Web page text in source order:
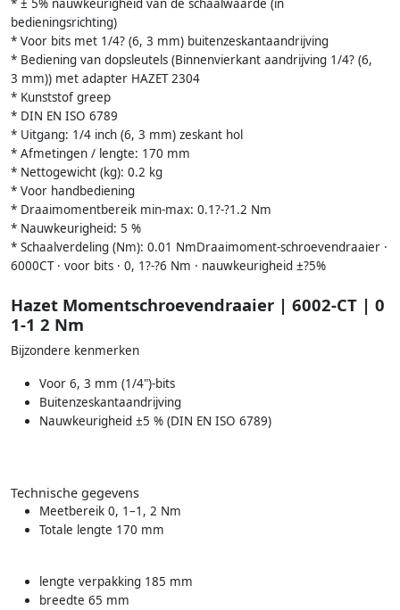
* ± 5% nauwkeurigheid van de schaalwaarde (in
bedieningsrichting)
* Voor bits met 1/4? (6, 3 mm) buitenzeskantaandrijving
* Bediening van dopsleutels (Binnenvierkant aandrijving 1/4? (6,
3 mm)) met adapter HAZET 2304
* Kunststof greep
* DIN EN ISO 6789
* Uitgang: 1/4 inch (6, 3 mm) zeskant hol
* Afmetingen / lengte: 170 mm
* Nettogewicht (kg): 0.2 kg
* Voor handbediening
* Draaimomentbereik min-max: 0.1?-?1.2 Nm
* Nauwkeurigheid: 5 %
* Schaalverdeling (Nm): 0.01 NmDraaimoment-schroevendraaier ·
6000CT · voor bits · 0, 1?-?6 Nm · nauwkeurigheid ±?5%
Hazet Momentschroevendraaier | 6002-CT | 0
1-1 2 Nm
Bijzondere kenmerken
Voor 6, 3 mm (1/4")-bits
Buitenzeskantaandrijving
Nauwkeurigheid ±5 % (DIN EN ISO 6789)
Technische gegevens
Meetbereik 0, 1–1, 2 Nm
Totale lengte 170 mm
lengte verpakking 185 mm
breedte 65 mm